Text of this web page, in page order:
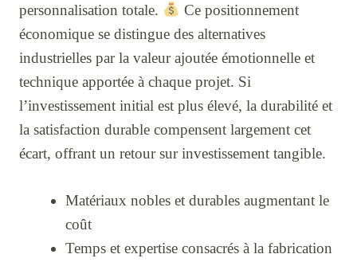
personnalisation totale.
Ce positionnement
économique se distingue des alternatives
industrielles par la valeur ajoutée émotionnelle et
technique apportée à chaque projet. Si
l’investissement initial est plus élevé, la durabilité et
la satisfaction durable compensent largement cet
écart, offrant un retour sur investissement tangible.
Matériaux nobles et durables augmentant le
coût
Temps et expertise consacrés à la fabrication